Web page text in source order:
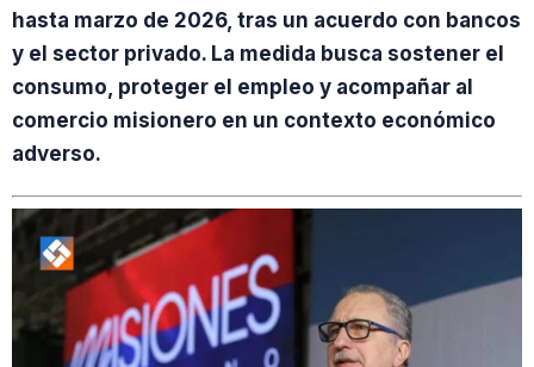
hasta marzo de 2026, tras un acuerdo con bancos
y el sector privado. La medida busca sostener el
consumo, proteger el empleo y acompañar al
comercio misionero en un contexto económico
adverso.